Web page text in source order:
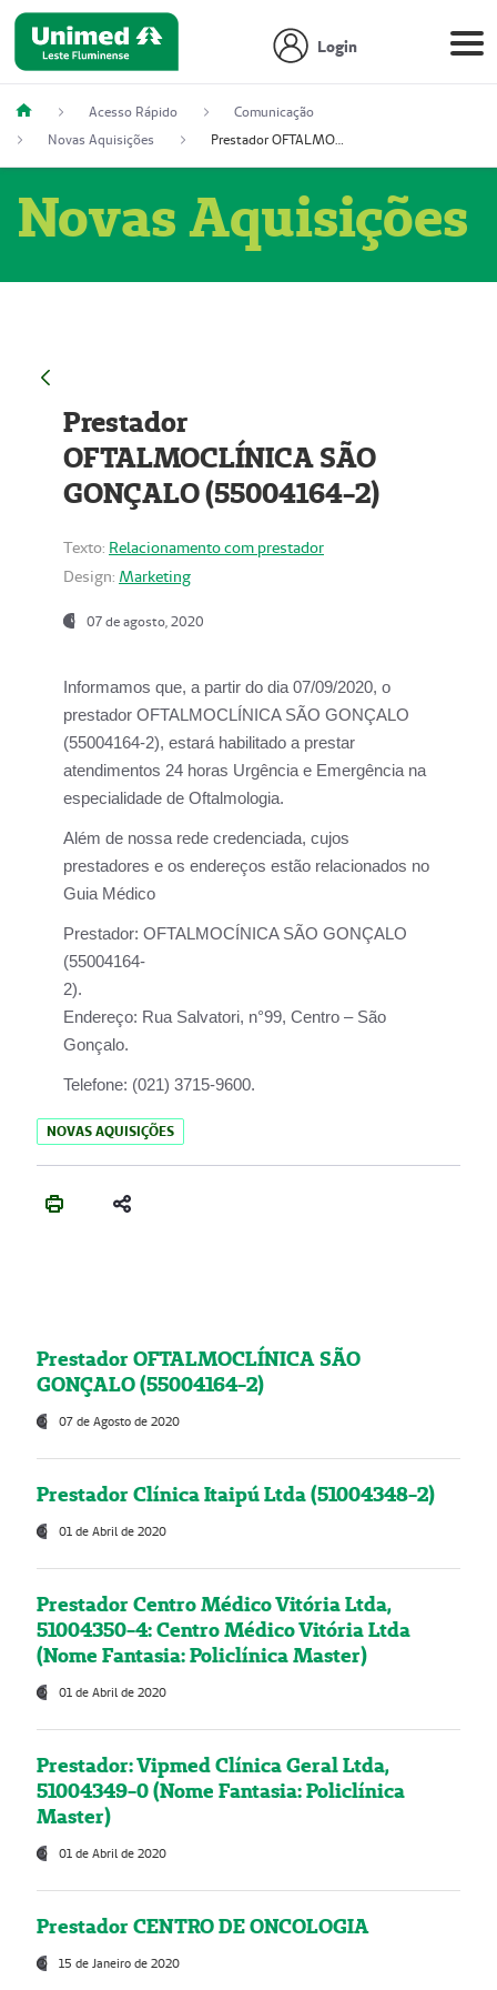
Login
Acesso Rápido
Comunicação
Novas Aquisições
Prestador OFTALMOCLÍNICA SÃO GONÇALO (55004164-2)
Novas Aquisições
Prestador
OFTALMOCLÍNICA SÃO
GONÇALO (55004164-2)
Texto: Relacionamento com prestador
Design: Marketing
07 de agosto, 2020
Informamos que, a partir do dia07/09/2020, o
prestador OFTALMOCLÍNICA SÃO GONÇALO
(55004164-2), estará habilitado a prestar
atendimentos 24 horas Urgência e Emergência na
especialidade de Oftalmologia.
Além de nossa rede credenciada, cujos
prestadores e os endereços estão relacionados no
Guia Médico
Prestador: OFTALMOCÍNICA SÃO GONÇALO
(55004164-
2).
Endereço: Rua Salvatori, n°99, Centro – São
Gonçalo.
Telefone: (021) 3715-9600.
NOVAS AQUISIÇÕES
Prestador OFTALMOCLÍNICA SÃO
GONÇALO (55004164-2)
07 de Agosto de 2020
Prestador Clínica Itaipú Ltda (51004348-2)
01 de Abril de 2020
Prestador Centro Médico Vitória Ltda,
51004350-4: Centro Médico Vitória Ltda
(Nome Fantasia: Policlínica Master)
01 de Abril de 2020
Prestador: Vipmed Clínica Geral Ltda,
51004349-0 (Nome Fantasia: Policlínica
Master)
01 de Abril de 2020
Prestador CENTRO DE ONCOLOGIA
15 de Janeiro de 2020